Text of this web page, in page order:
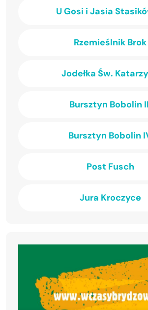
U Gosi i Jasia
Rzemieślnik Brok
Jodełka Św.
Bursztyn Bobolin
Bursztyn Bobolin
Post Fusch
Jura Kroczyce